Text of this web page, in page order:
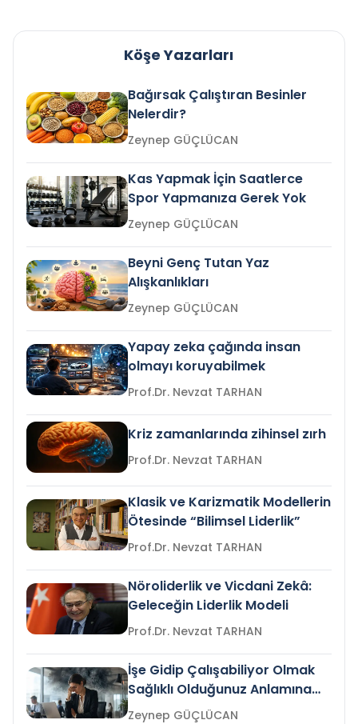
Köşe Yazarları
Bağırsak Çalıştıran Besinler
Nelerdir?
Zeynep GÜÇLÜCAN
Kas Yapmak İçin Saatlerce
Spor Yapmanıza Gerek Yok
Zeynep GÜÇLÜCAN
Beyni Genç Tutan Yaz
Alışkanlıkları
Zeynep GÜÇLÜCAN
Yapay zeka çağında insan
olmayı koruyabilmek
Prof.Dr. Nevzat TARHAN
Kriz zamanlarında zihinsel zırh
Prof.Dr. Nevzat TARHAN
Klasik ve Karizmatik Modellerin
Ötesinde “Bilimsel Liderlik”
Prof.Dr. Nevzat TARHAN
Nöroliderlik ve Vicdani Zekâ:
Geleceğin Liderlik Modeli
Prof.Dr. Nevzat TARHAN
İşe Gidip Çalışabiliyor Olmak
Sağlıklı Olduğunuz Anlamına
Gelir mi?Zeynep GÜÇLÜCAN